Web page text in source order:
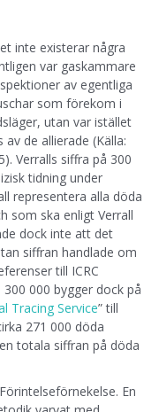
inte existerar några
var gaskammare
av egentliga
som förekom i
utan var istället
de allierade (Källa:
Verralls siffra på 300
tidning under
representera alla döda
som ska enligt Verrall
dock inte att det
siffran handlade om
till ICRC
000 bygger dock på
Tracing Service” till
271 000 döda
totala siffran på döda
En